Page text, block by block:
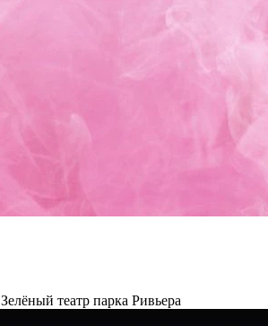
Зелёный театр парка Ривьера